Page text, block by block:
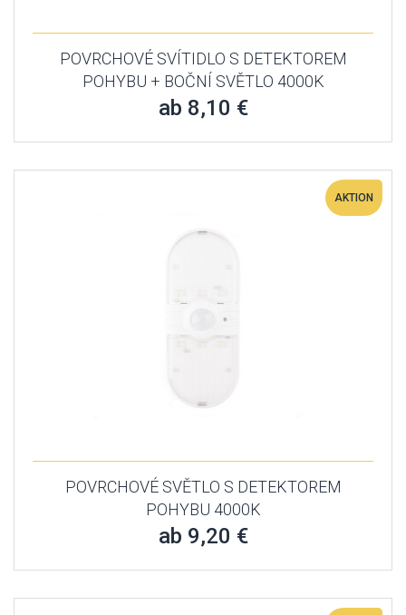
POVRCHOVÉ SVÍTIDLO S DETEKTOREM
POHYBU + BOČNÍ SVĚTLO 4000K
ab 8,10 €
AKTION
POVRCHOVÉ SVĚTLO S DETEKTOREM
POHYBU 4000K
ab 9,20 €